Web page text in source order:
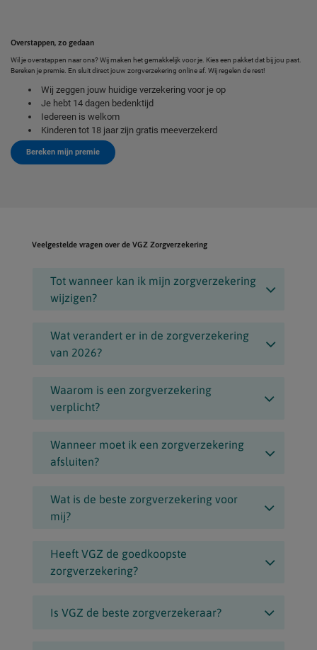
Overstappen, zo gedaan
Wil je overstappen naar ons? Wij maken het gemakkelijk voor je. Kies een pakket dat bij jou past.
Bereken je premie. En sluit direct jouw zorgverzekering online af. Wij regelen de rest!
Wij zeggen jouw huidige verzekering voor je op
Je hebt 14 dagen bedenktijd
Iedereen is welkom
Kinderen tot 18 jaar zijn gratis meeverzekerd
Bereken mijn premie
Veelgestelde vragen over de VGZ Zorgverzekering
Tot wanneer kan ik mijn zorgverzekering
wijzigen?
Wat verandert er in de zorgverzekering
van 2026?
Waarom is een zorgverzekering
verplicht?
Wanneer moet ik een zorgverzekering
afsluiten?
Wat is de beste zorgverzekering voor
mij?
Heeft VGZ de goedkoopste
zorgverzekering?
Is VGZ de beste zorgverzekeraar?